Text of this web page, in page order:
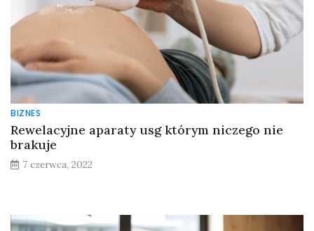
BIZNES
Rewelacyjne aparaty usg którym niczego nie
brakuje
7 czerwca, 2022